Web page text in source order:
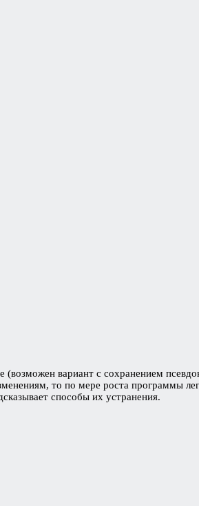
вариант с сохранением
то по мере роста программы
способы их устранения.